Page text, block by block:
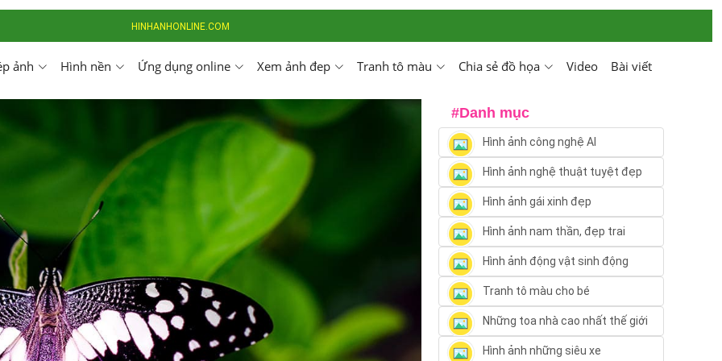
HINHANHONLINE.COM
ảnh Hình nền Ứng dụng online Xem ảnh đep Tranh tô màu Chia sẻ đồ họa Video Bài viết
#Danh mục
Hình ảnh công nghệ AI
Hình ảnh nghệ thuật tuyệt đẹp
Hình ảnh gái xinh đẹp
Hình ảnh nam thần, đẹp trai
Hình ảnh động vật sinh động
Tranh tô màu cho bé
Những toa nhà cao nhất thế giới
Hình ảnh những siêu xe